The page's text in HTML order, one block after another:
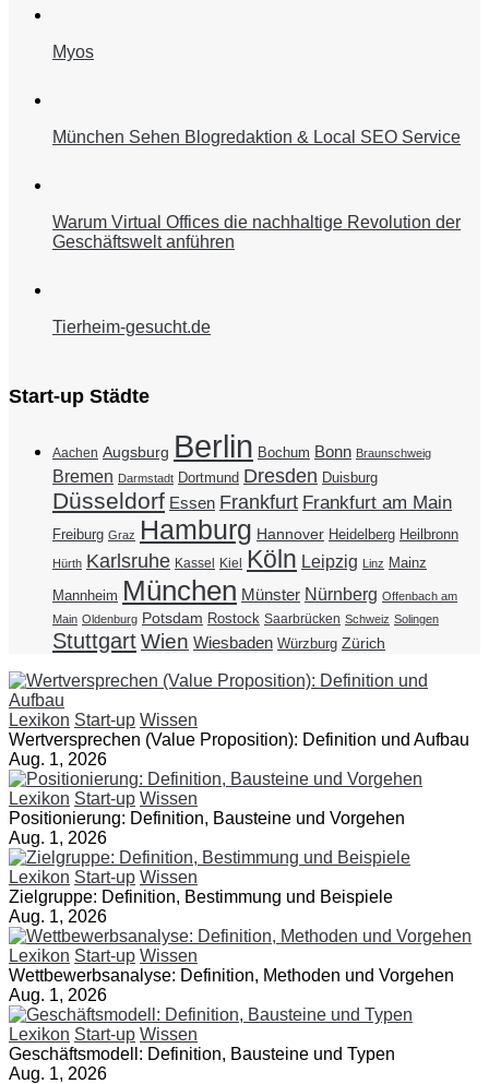
Myos
München Sehen Blogredaktion & Local SEO Service
Warum Virtual Offices die nachhaltige Revolution der
Geschäftswelt anführen
Tierheim-gesucht.de
Start-up Städte
Aachen Augsburg Berlin Bochum Bonn Braunschweig
Bremen Darmstadt Dortmund Dresden Duisburg
Düsseldorf Essen Frankfurt Frankfurt am Main
Freiburg Graz Hamburg Hannover Heidelberg Heilbronn
Hürth Karlsruhe Kassel Kiel Köln Leipzig Linz Mainz
Mannheim München Münster Nürnberg Offenbach am
Main Oldenburg Potsdam Rostock Saarbrücken Schweiz Solingen
StuttgartWien Wiesbaden Würzburg Zürich
Lexikon Start-up Wissen
Wertversprechen (Value Proposition): Definition und Aufbau
Aug. 1, 2026
Lexikon Start-up Wissen
Positionierung: Definition, Bausteine und Vorgehen
Aug. 1, 2026
Lexikon Start-up Wissen
Zielgruppe: Definition, Bestimmung und Beispiele
Aug. 1, 2026
Lexikon Start-up Wissen
Wettbewerbsanalyse: Definition, Methoden und Vorgehen
Aug. 1, 2026
Lexikon Start-up Wissen
Geschäftsmodell: Definition, Bausteine und Typen
Aug. 1, 2026